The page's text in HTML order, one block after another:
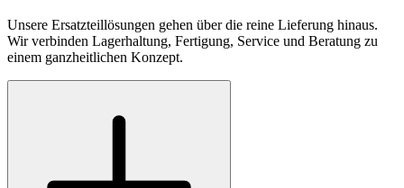
Unsere Ersatzteillösungen gehen über die reine Lieferung hinaus.
Wir verbinden Lagerhaltung, Fertigung, Service und Beratung zu
einem ganzheitlichen Konzept.